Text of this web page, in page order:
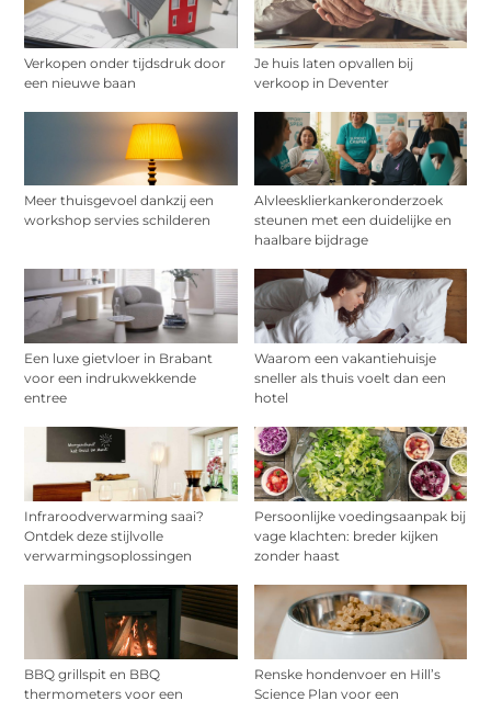
Verkopen onder tijdsdruk door
een nieuwe baan
Je huis laten opvallen bij
verkoop in Deventer
Meer thuisgevoel dankzij een
workshop servies schilderen
Alvleesklierkankeronderzoek
steunen met een duidelijke en
haalbare bijdrage
Een luxe gietvloer in Brabant
voor een indrukwekkende
entree
Waarom een vakantiehuisje
sneller als thuis voelt dan een
hotel
Infraroodverwarming saai?
Ontdek deze stijlvolle
verwarmingsoplossingen
Persoonlijke voedingsaanpak bij
vage klachten: breder kijken
zonder haast
BBQ grillspit en BBQ
thermometers voor een
Renske hondenvoer en Hill’s
Science Plan voor een